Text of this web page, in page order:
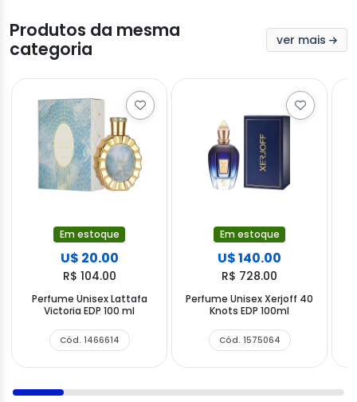
Produtos da mesma
categoria
ver mais
Em estoque
U$ 20.00
R$ 104.00
Perfume Unisex Lattafa
Victoria EDP 100 ml
Cód. 1466614
Em estoque
U$ 140.00
R$ 728.00
Perfume Unisex Xerjoff 40
Knots EDP 100ml
Cód. 1575064